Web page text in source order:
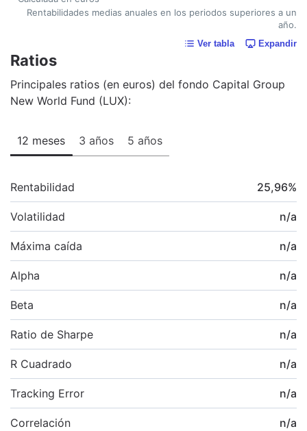
Rentabilidades medias anuales en los periodos superiores a un
año.
Ver tabla Expandir
Ratios
Principales ratios (en euros) del fondo Capital Group
New World Fund (LUX):
12 meses 3 años 5 años
Rentabilidad 25,96%
Volatilidad n/a
Máxima caída n/a
Alpha n/a
Beta n/a
Ratio de Sharpe n/a
R Cuadrado n/a
Tracking Error n/a
Correlación n/a